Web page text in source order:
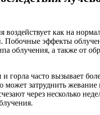
воздействует как на
Побочные эффекты
облучения, а также от
горла часто вызывает
может затруднить
через несколько